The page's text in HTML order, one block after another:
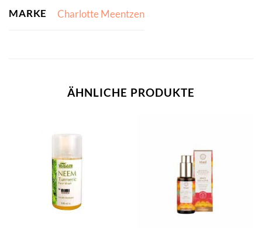
MARKE Charlotte Meentzen
ÄHNLICHE PRODUKTE